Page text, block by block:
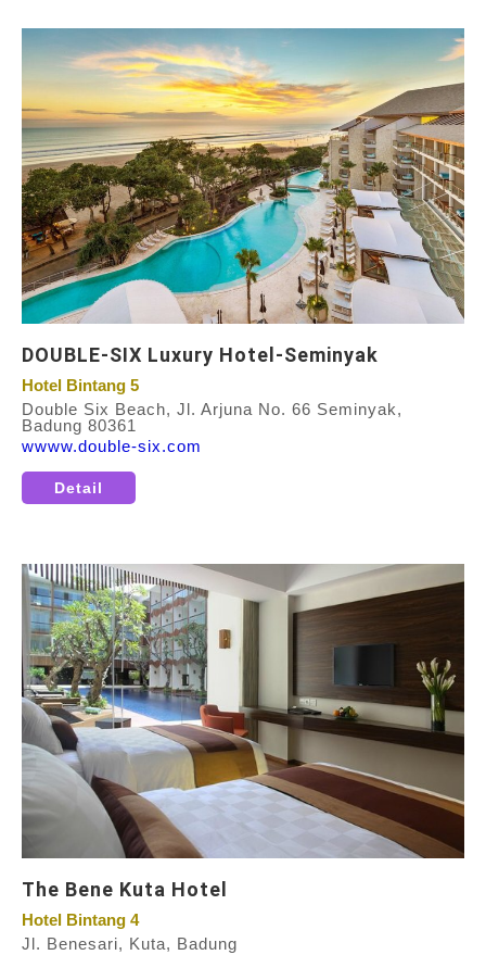
DOUBLE-SIX Luxury Hotel-Seminyak
Hotel Bintang 5
Double Six Beach, Jl. Arjuna No. 66 Seminyak,
Badung 80361
wwww.double-six.com
Detail
The Bene Kuta Hotel
Hotel Bintang 4
Jl. Benesari, Kuta, Badung